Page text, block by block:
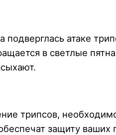
атаке
в светлые
трипсов,
защиту